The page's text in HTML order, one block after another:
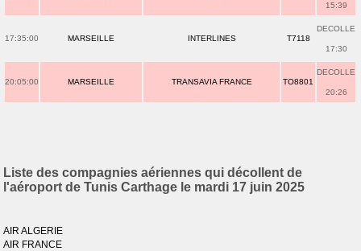
15:39
17:35:00 MARSEILLE INTERLINES T7118
DECOLLE
17:30
20:05:00 MARSEILLE TRANSAVIA FRANCE TO8801
DECOLLE
20:26
Liste des compagnies aériennes qui décollent de
l'aéroport de Tunis Carthage le mardi 17 juin 2025
AIR ALGERIE
AIR FRANCE